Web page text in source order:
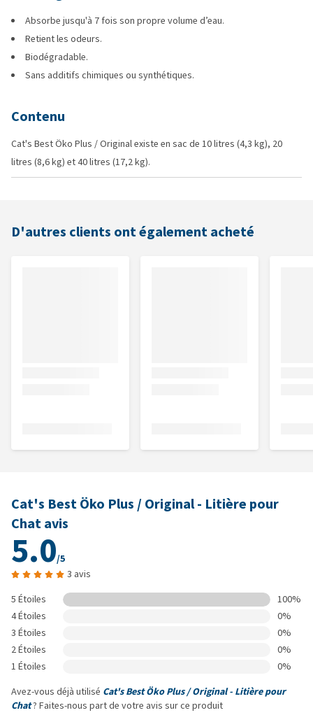
Absorbe jusqu'à 7 fois son propre volume d’eau.
Retient les odeurs.
Biodégradable.
Sans additifs chimiques ou synthétiques.
Contenu
Cat's Best Öko Plus / Original existe en sac de 10 litres (4,3 kg), 20
litres (8,6 kg) et 40 litres (17,2 kg).
D'autres clients ont également acheté
Cat's Best Öko Plus / Original - Litière pour
Chat avis
5.0/5
3 avis
5 Étoiles
100%
4 Étoiles
0%
3 Étoiles
0%
2 Étoiles
0%
1 Étoiles
0%
Avez-vous déjà utilisé Cat's Best Öko Plus / Original - Litière pour
Chat? Faites-nous part de votre avis sur ce produit